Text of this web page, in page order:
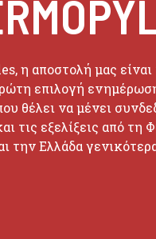
η αποστολή μας είναι
επιλογή
θέλει να μένει
τις εξελίξεις από τη
την Ελλάδα